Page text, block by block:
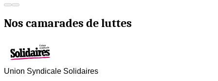
Nos camarades de luttes
Union Syndicale Solidaires